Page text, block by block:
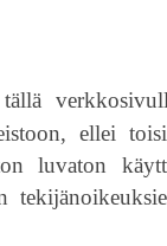
ellei
luvaton